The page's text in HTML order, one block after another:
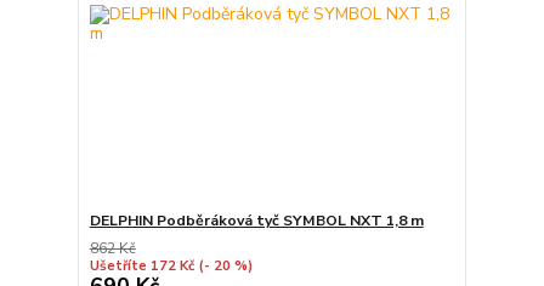
DELPHIN Podběráková tyč SYMBOL NXT 1,8 m
862 Kč
Ušetříte 172 Kč (- 20 %)